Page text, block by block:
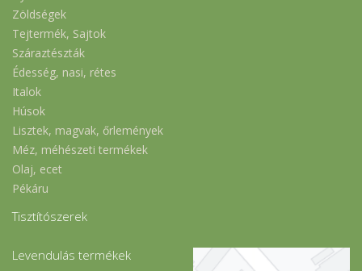
Zöldségek
Tejtermék, Sajtok
Száraztészták
Édesség, nasi, rétes
Italok
Húsok
Lisztek, magvak, őrlemények
Méz, méhészeti termékek
Olaj, ecet
Pékáru
Tisztítószerek
Levendulás termékek